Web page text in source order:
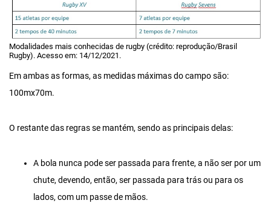
Modalidades mais conhecidas de rugby (crédito: reprodução/Brasil
Rugby). Acesso em: 14/12/2021.
Em ambas as formas, as medidas máximas do campo são:
100mx70m.
O restante das regras se mantém, sendo as principais delas:
A bola nunca pode ser passada para frente, a não ser por um
chute, devendo, então, ser passada para trás ou para os
lados, com um passe de mãos.